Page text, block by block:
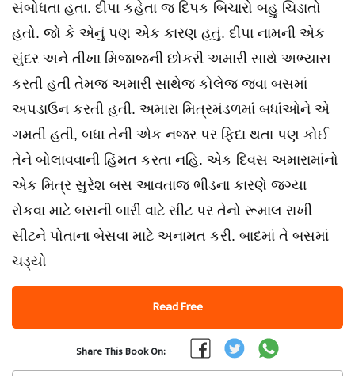
સંબોધતા હતા. દીપા કહેતા જ દિપક બિચારો બહુ ચિડાતો
હતો. જો કે એનું પણ એક કારણ હતું. દીપા નામની એક
સુંદર અને તીખા મિજાજની છોકરી અમારી સાથે અભ્યાસ
કરતી હતી તેમજ અમારી સાથેજ કોલેજ જવા બસમાં
અપડાઉન કરતી હતી. અમારા મિત્રમંડળમાં બધાંઓને એ
ગમતી હતી, બધા તેની એક નજર પર ફિદા થતા પણ કોઈ
તેને બોલાવવાની હિંમત કરતા નહિ. એક દિવસ અમારામાંનો
એક મિત્ર સુરેશ બસ આવતાજ ભીડના કારણે જગ્યા
રોકવા માટે બસની બારી વાટે સીટ પર તેનો રૂમાલ રાખી
સીટને પોતાના બેસવા માટે અનામત કરી. બાદમાં તે બસમાં
ચડ્યો
Read Free
Share This Book On: